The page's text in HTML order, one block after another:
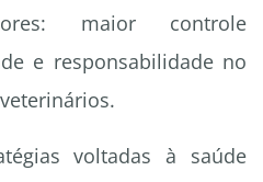
maior controle
e responsabilidade no
voltadas à saúde